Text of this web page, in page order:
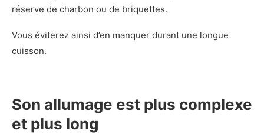
réserve de charbon ou de briquettes.
Vous éviterez ainsi d’en manquer durant une longue
cuisson.
Son allumage est plus complexe
et plus long